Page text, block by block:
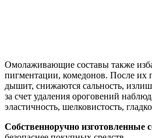
Омолаживающие составы также
пигментации, комедонов. После их
дышит, снижаются сальность,
за счет удаления ороговений
эластичность, шелковистость,
Собственноручно изготовленные